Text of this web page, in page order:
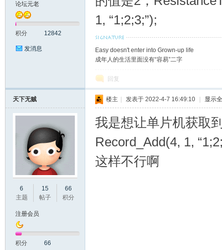
论坛元老
积分 12842
发消息
1, “1;2;3;”);
Easy doesn't enter into Grown-up life
成年人的生活里面没有“容易”二字
回复
天下无贼
6
主题
15
帖子
66
积分
注册会员
积分 66
楼主 发表于 2022-4-7 16:49:10 显示
我是想让单片机获取
Record_Add(4, 1,
这样不行啊